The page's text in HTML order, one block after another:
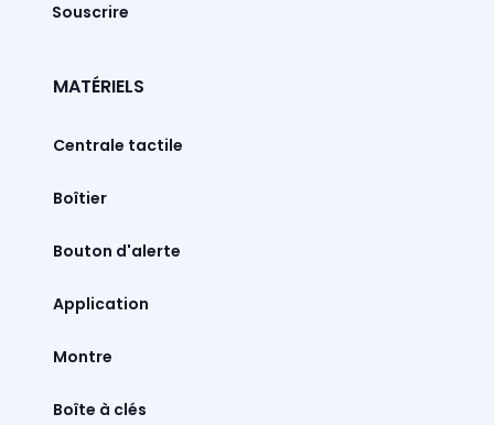
Souscrire
MATÉRIELS
Centrale tactile
Boîtier
Bouton d'alerte
Montre
Boîte à clés